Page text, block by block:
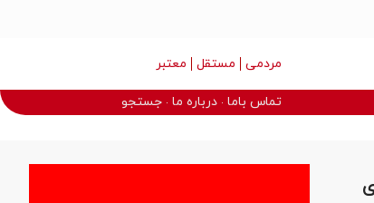
مردمی مستقل معتبر
تماس باما درباره ما جستجو